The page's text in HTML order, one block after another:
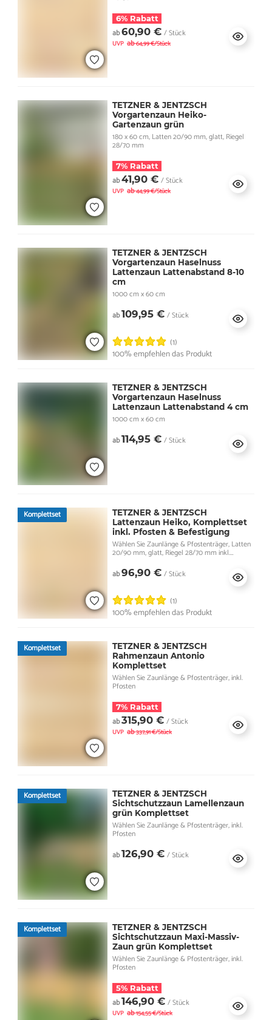
6% Rabatt
ab60,90 € / Stück
UVP ab64,99 €/Stück
TETZNER & JENTZSCH
Vorgartenzaun Heiko-
Gartenzaun grün
180 x 60 cm, Latten 20/90 mm, glatt, Riegel
28/70 mm
7% Rabatt
ab41,90 € / Stück
UVP ab44,99 €/Stück
TETZNER & JENTZSCH
Vorgartenzaun Haselnuss
Lattenzaun Lattenabstand 8-10
cm
1000 cm x 60 cm
ab109,95 € / Stück
(1)
100% empfehlen das Produkt
TETZNER & JENTZSCH
Vorgartenzaun Haselnuss
Lattenzaun Lattenabstand 4 cm
1000 cm x 60 cm
ab114,95 € / Stück
Komplettset
TETZNER & JENTZSCH
Lattenzaun Heiko, Komplettset
inkl. Pfosten & Befestigung
Wählen Sie Zaunlänge & Pfostenträger, Latten
20/90 mm, glatt, Riegel 28/70 mm inkl.
ab96,90 € / Stück
(1)
100% empfehlen das Produkt
Komplettset
TETZNER & JENTZSCH
Rahmenzaun Antonio
Komplettset
Wählen Sie Zaunlänge & Pfostenträger, inkl.
Pfosten
7% Rabatt
ab315,90 € / Stück
UVP ab337,91 €/Stück
Komplettset
TETZNER & JENTZSCH
Sichtschutzzaun Lamellenzaun
grün Komplettset
Wählen Sie Zaunlänge & Pfostenträger, inkl.
Pfosten
ab126,90 € / Stück
Komplettset
TETZNER & JENTZSCH
Sichtschutzzaun Maxi-Massiv-
Zaun grün Komplettset
Wählen Sie Zaunlänge & Pfostenträger, inkl.
Pfosten
5% Rabatt
ab146,90 € / Stück
UVP ab154,55 €/Stück